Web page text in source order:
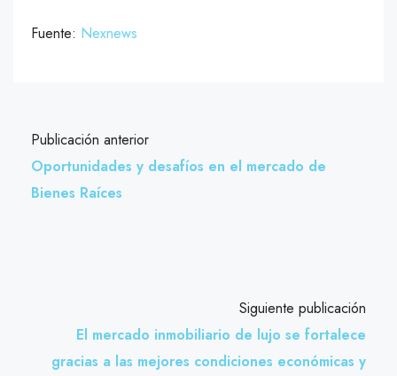
Fuente: Nexnews
Publicación anterior
Oportunidades y desafíos en el mercado de
Bienes Raíces
Siguiente publicación
El mercado inmobiliario de lujo se fortalece
gracias a las mejores condiciones económicas y